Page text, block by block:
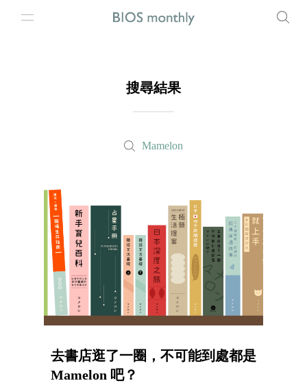
搜尋結果
Mamelon
去書店逛了一圈，不可能到處都是
Mamelon 吧？